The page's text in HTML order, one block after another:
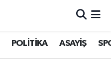
POLİTİKA ASAYİŞ